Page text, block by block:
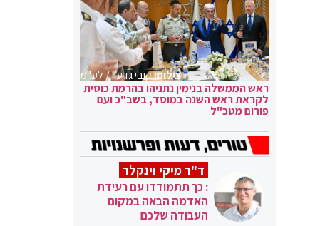
צילום:קובי גדעון / לע"מ
ראש הממשלה בנימין נתניהו בהרמת כוסית
לקראת ראש השנה במוסד, בשב"כ ועם
פורום מטכ"ל
ד"ר מיקי וינקלר
: כך תתמודדו עם רעידת
האדמה הבאה במקום
העבודה שלכם